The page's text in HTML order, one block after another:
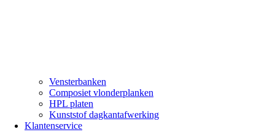
Vensterbanken
Composiet vlonderplanken
HPL platen
Kunststof dagkantafwerking
Klantenservice